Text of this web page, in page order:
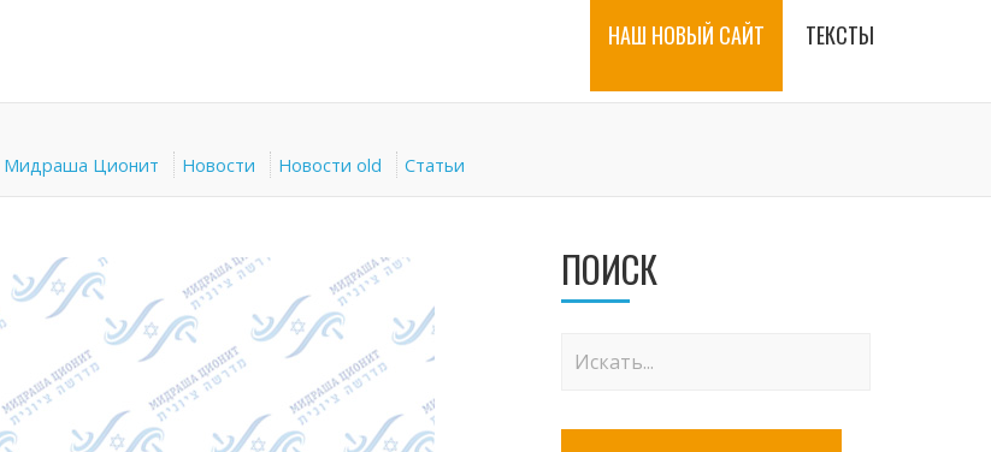
НАШ НОВЫЙ САЙТ ТЕКСТЫ
Мидраша Ционит Новости Новости old Статьи
ПОИСК